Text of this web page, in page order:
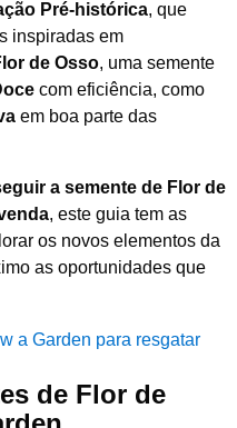
Pré-histórica, que
inspiradas em
de Osso, uma semente
com eficiência, como
em boa parte das
a semente de Flor de
, este guia tem as
os novos elementos da
as oportunidades que
a Garden para resgatar
de Flor de